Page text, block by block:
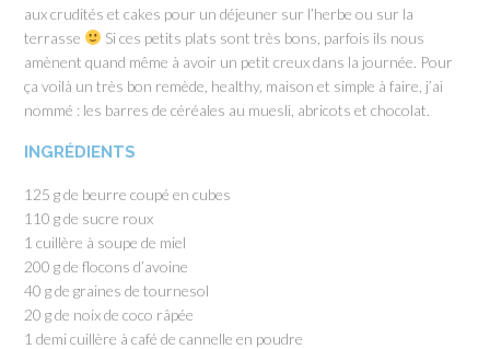
aux crudités et cakes pour un déjeuner sur l’herbe ou sur la
terrasse
Si ces petits plats sont très bons, parfois ils nous
amènent quand même à avoir un petit creux dans la journée. Pour
ça voilà un très bon remède, healthy, maison et simple à faire, j’ai
nommé : les barres de céréales au muesli, abricots et chocolat.
INGRÉDIENTS
125 g de beurre coupé en cubes
110 g de sucre roux
1 cuillère à soupe de miel
200 g de flocons d’avoine
40 g de graines de tournesol
20 g de noix de coco râpée
1 demi cuillère à café de cannelle en poudre